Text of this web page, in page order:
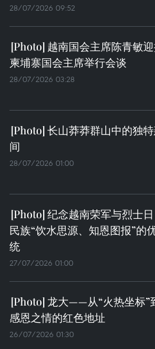
28/07/2026 09:52
越南国会主席陈青敏
柬埔寨国会主席举行会谈
28/07/2026 03:28
长山莽莽群山中的独
间
28/07/2026 01:00
纪念越南荣军与烈士
民族“饮水思源、知恩图报”的
统
27/07/2026 01:00
龙大——从“火热坐标”
感恩之情的红色地址
26/07/2026 01:30